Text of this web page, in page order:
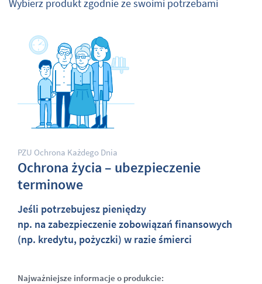
Wybierz produkt zgodnie ze swoimi potrzebami
PZU Ochrona Każdego Dnia
Ochrona życia – ubezpieczenie
terminowe
Jeśli potrzebujesz pieniędzy
np. na zabezpieczenie zobowiązań finansowych
(np. kredytu, pożyczki) w razie śmierci
Najważniejsze informacje o produkcie: